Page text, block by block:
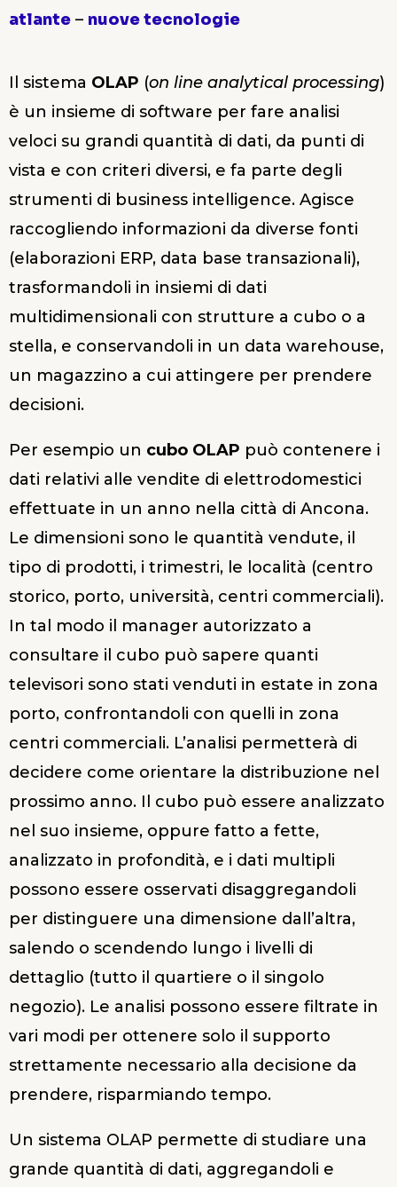
atlante – nuove tecnologie
Il sistema OLAP (on line analytical processing)
è un insieme di software per fare analisi
veloci su grandi quantità di dati, da punti di
vista e con criteri diversi, e fa parte degli
strumenti di business intelligence. Agisce
raccogliendo informazioni da diverse fonti
(elaborazioni ERP, data base transazionali),
trasformandoli in insiemi di dati
multidimensionali con strutture a cubo o a
stella, e conservandoli in un data warehouse,
un magazzino a cui attingere per prendere
decisioni.
Per esempio un cubo OLAP può contenere i
dati relativi alle vendite di elettrodomestici
effettuate in un anno nella città di Ancona.
Le dimensioni sono le quantità vendute, il
tipo di prodotti, i trimestri, le località (centro
storico, porto, università, centri commerciali).
In tal modo il manager autorizzato a
consultare il cubo può sapere quanti
televisori sono stati venduti in estate in zona
porto, confrontandoli con quelli in zona
centri commerciali. L’analisi permetterà di
decidere come orientare la distribuzione nel
prossimo anno. Il cubo può essere analizzato
nel suo insieme, oppure fatto a fette,
analizzato in profondità, e i dati multipli
possono essere osservati disaggregandoli
per distinguere una dimensione dall’altra,
salendo o scendendo lungo i livelli di
dettaglio (tutto il quartiere o il singolo
negozio). Le analisi possono essere filtrate in
vari modi per ottenere solo il supporto
strettamente necessario alla decisione da
prendere, risparmiando tempo.
Un sistema OLAP permette di studiare una
grande quantità di dati, aggregandoli e